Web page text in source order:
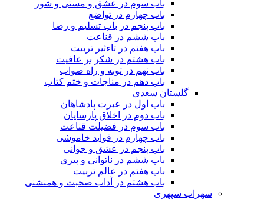
باب سوم در عشق و مستی و شور
باب چهارم در تواضع
باب پنجم در باب تسلیم و رضا
باب ششم در قناعت
باب هفتم در تاءثیر تربیت
باب هشتم در شکر بر عافیت
باب نهم در توبه و راه صواب
باب دهم در مناجات و ختم کتاب
گلستان سعدی
باب اول در عبرت پادشاهان
باب دوم در اخلاق پارسایان
باب سوم در فضیلت قناعت
باب چهارم در فواید خاموشى
باب پنجم در عشق و جوانى
باب ششم در ناتوانى و پیرى
باب هفتم در عالم تربیت
باب هشتم در آداب صحبت و همنشنى
سهراب سپهری